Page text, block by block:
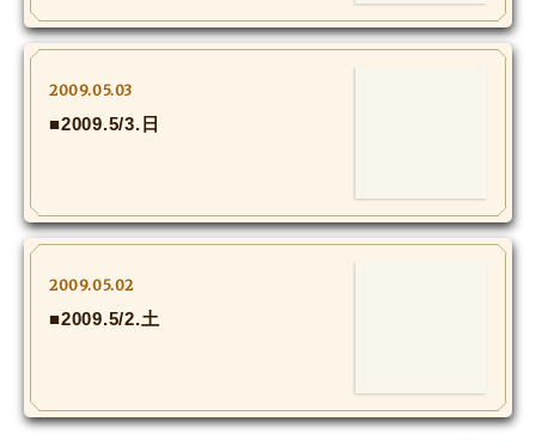
2009.05.03
■2009.5/3.日
2009.05.02
■2009.5/2.土